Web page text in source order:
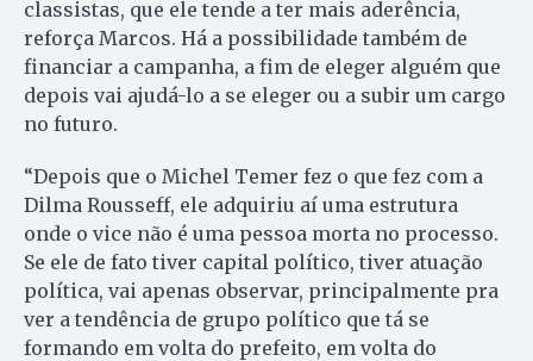
classistas, que ele tende a ter mais aderência,
reforça Marcos. Há a possibilidade também de
financiar a campanha, a fim de eleger alguém que
depois vai ajudá-lo a se eleger ou a subir um cargo
no futuro.
“Depois que o Michel Temer fez o que fez com a
Dilma Rousseff, ele adquiriu aí uma estrutura
onde o vice não é uma pessoa morta no processo.
Se ele de fato tiver capital político, tiver atuação
política, vai apenas observar, principalmente pra
ver a tendência de grupo político que tá se
formando em volta do prefeito, em volta do